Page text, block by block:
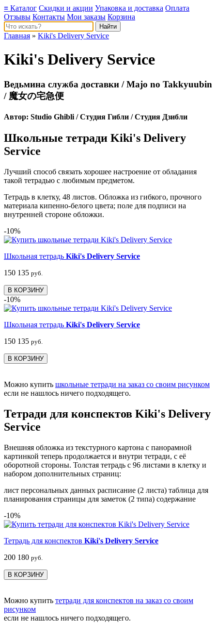
≡ Каталог Скидки и акции Упаковка и доставка Оплата
Отзывы Контакты Мои заказы Корзина
Главная » Kiki's Delivery Service
Kiki's Delivery Service
Ведьмина служба доставки / Majo no Takkyuubin
/ 魔女の宅急便
Автор: Studio Ghibli / Студия Гибли / Студия Дзибли
Школьные тетради Kiki's Delivery
Service
Лучший способ связать хорошее настроение от обладания
такой тетрадью c любимым предметом.
Тетрадь в клетку, 48 листов. Обложка из гибкого, прочного
материала кипенно-белого цвета; поле для подписи на
внутренней стороне обложки.
-10%
Школьная тетрадь Kiki's Delivery Service
150 135 руб.
В КОРЗИНУ
-10%
Школьная тетрадь Kiki's Delivery Service
150 135 руб.
В КОРЗИНУ
Можно купить школьные тетради на заказ со своим рисунком
если не нашлось ничего подходящего.
Тетради для конспектов Kiki's Delivery
Service
Внешняя обложка из текстурного картона с панорамной
картинкой теперь продолжается и внутри тетради, с её
оборотной стороны. Толстая тетрадь с 96 листами в клетку и
набором дополнительных страниц:
лист персональных данных расписание (2 листа) таблица для
планирования страницы для заметок (2 типа) содержание
-10%
Тетрадь для конспектов Kiki's Delivery Service
200 180 руб.
В КОРЗИНУ
Можно купить тетради для конспектов на заказ со своим
рисунком
если не нашлось ничего подходящего.